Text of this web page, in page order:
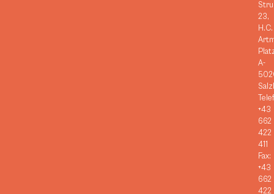
23,
H.C.
A-
+43
662
422
411
Fax:
+43
662
422